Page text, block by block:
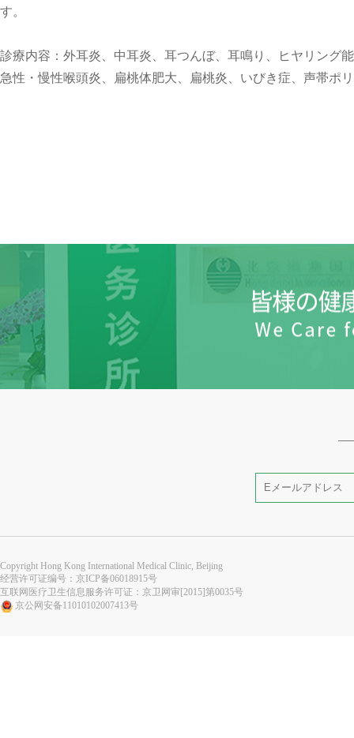
す。
診療内容：外耳炎、中耳炎、耳つんぼ、耳鳴り、ヒヤリング
急性・慢性喉頭炎、扁桃体肥大、扁桃炎、いびき症、声帯ポ
Copyright Hong Kong International Medical Clinic, Beijing
经营许可证编号： 京ICP备06018915号
互联网医疗卫生信息服务许可证：京卫网审[2015]第0035号
京公网安备11010102007413号